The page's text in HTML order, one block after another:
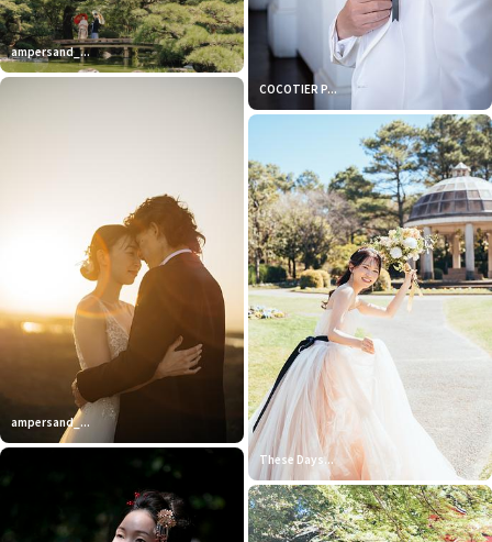
ampersand_...
ampersand_...
COCOTIER P...
These Days...